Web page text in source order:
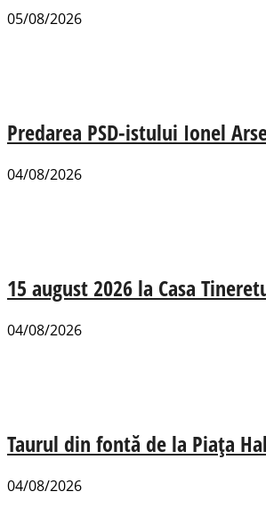
05/08/2026
Predarea PSD-istului Ionel
04/08/2026
15 august 2026 la Casa
04/08/2026
Taurul din fontă de la Piața
04/08/2026